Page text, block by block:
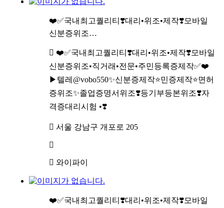
❤️✅국내최고퀄리티❣️대리•위조•제작❣️모바일
신분증위조…
❤️✅국내최고퀄리티❣️대리•위조•제작❣️모바일
신분증위조•직거래•전문•주민등록증제작✅❤️
▶텔레@vobo550✨신분증제작⭐민증제작⭐면허
증위조✨졸업증명서위조❣️등기부등본위조❣️자
격증대리시험 •❣️
서울 강남구 개포로 205
와이파이
❤️✅국내최고퀄리티❣️대리•위조•제작❣️모바일